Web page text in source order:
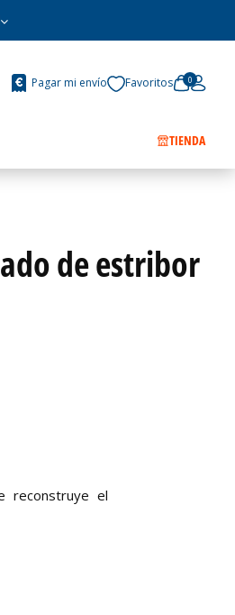
Pagar mi envío Favoritos 0
TIENDA
de estribor
reconstruye el